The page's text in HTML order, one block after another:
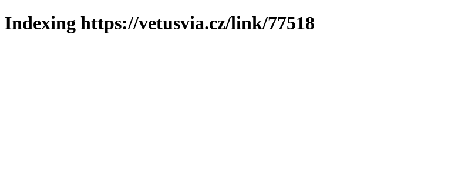
Indexing https://vetusvia.cz/link/77518